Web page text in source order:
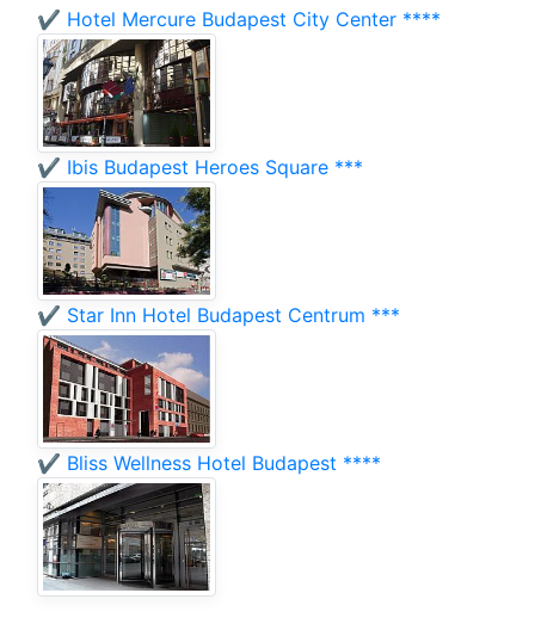
✔️ Hotel Mercure Budapest City Center ****
✔️ Ibis Budapest Heroes Square ***
✔️ Star Inn Hotel Budapest Centrum ***
✔️ Bliss Wellness Hotel Budapest ****